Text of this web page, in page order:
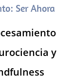
Ser Ahora
y